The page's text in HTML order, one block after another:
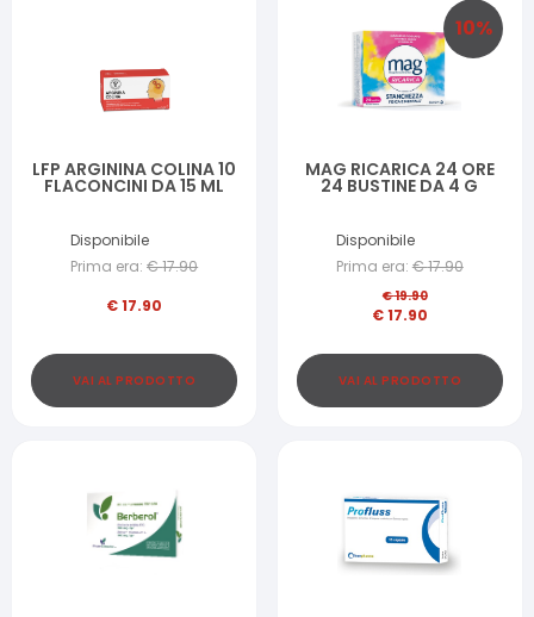
LFP ARGININA COLINA 10
FLACONCINI DA 15 ML
Disponibile
Prima era: €17.90
€17.90
VAI AL PRODOTTO
10%
MAG RICARICA 24 ORE
24 BUSTINE DA 4 G
Disponibile
Prima era: €17.90
€19.90
€17.90
VAI AL PRODOTTO